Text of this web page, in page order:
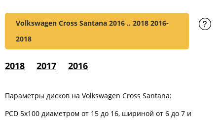
Volkswagen Cross Santana 2016 .. 2018 2016-
2018
2018 2017 2016
Параметры дисков на Volkswagen Cross Santana:
PCD 5x100 диаметром от 15 до 16, шириной от 6 до 7 и